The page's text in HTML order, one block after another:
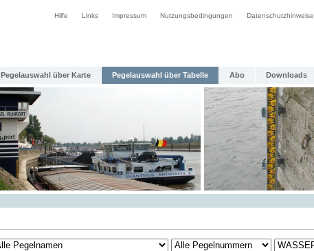
Hilfe Links Impressum Nutzungsbedingungen Datenschutzhinweise
Pegelauswahl über Karte Pegelauswahl über Tabelle Abo Downloads